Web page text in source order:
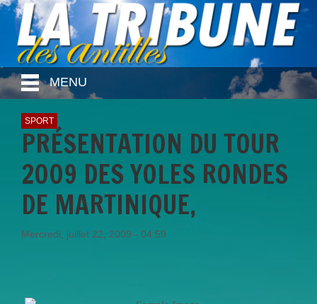
MENU
SPORT
PRÉSENTATION DU TOUR
2009 DES YOLES RONDES
DE MARTINIQUE,
Mercredi, juillet 22, 2009 - 04:59